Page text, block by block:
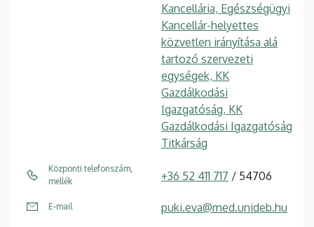
Kancellária, Egészségügyi
Kancellár-helyettes
közvetlen irányítása alá
tartozó szervezeti
egységek, KK
Gazdálkodási
Igazgatóság, KK
Gazdálkodási Igazgatóság
Titkárság
Központi telefonszám,
mellék
+36 52 411 717 / 54706
E-mail puki.eva@med.unideb.hu